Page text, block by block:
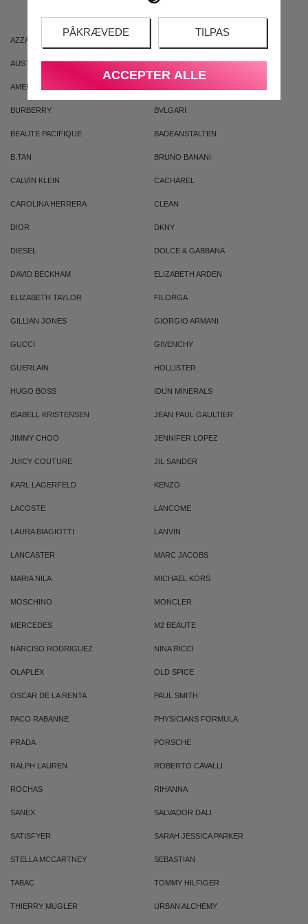
PÅKRÆVEDE TILPAS
ACCEPTER ALLE
AZZARO
AUSTRALIAN GOLD AUSTRALIAN BODYCARE
AMERICAN CREW
BURBERRY BVLGARI
BEAUTE PACIFIQUE BADEANSTALTEN
B.TAN BRUNO BANANI
CALVIN KLEIN CACHAREL
CAROLINA HERRERA CLEAN
DIOR DKNY
DIESEL DOLCE & GABBANA
DAVID BECKHAM ELIZABETH ARDEN
ELIZABETH TAYLOR FILORGA
GILLIAN JONES GIORGIO ARMANI
GUCCI GIVENCHY
GUERLAIN HOLLISTER
HUGO BOSS IDUN MINERALS
ISABELL KRISTENSEN JEAN PAUL GAULTIER
JIMMY CHOO JENNIFER LOPEZ
JUICY COUTURE JIL SANDER
KARL LAGERFELD KENZO
LACOSTE LANCOME
LAURA BIAGIOTTI LANVIN
LANCASTER MARC JACOBS
MARIA NILA MICHAEL KORS
MOSCHINO MONCLER
MERCEDES M2 BEAUTE
NARCISO RODRIGUEZ NINA RICCI
OLAPLEX OLD SPICE
OSCAR DE LA RENTA PAUL SMITH
PACO RABANNE PHYSICIANS FORMULA
PRADA PORSCHE
RALPH LAUREN ROBERTO CAVALLI
ROCHAS RIHANNA
SANEX SALVADOR DALI
SATISFYER SARAH JESSICA PARKER
STELLA MCCARTNEY SEBASTIAN
TABAC TOMMY HILFIGER
THIERRY MUGLER URBAN ALCHEMY